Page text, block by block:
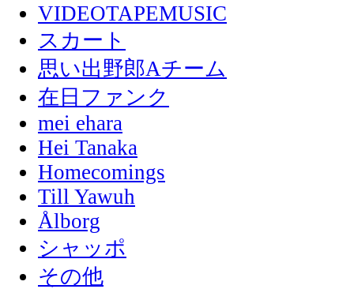
VIDEOTAPEMUSIC
スカート
思い出野郎Aチーム
在日ファンク
mei ehara
Hei Tanaka
Homecomings
Till Yawuh
Ålborg
シャッポ
その他